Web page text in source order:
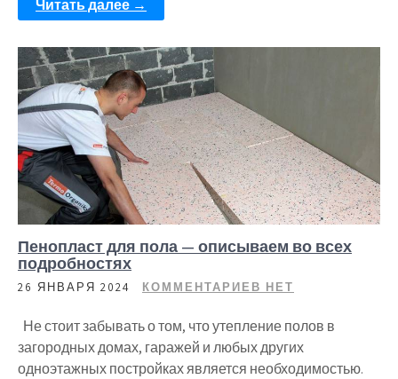
Читать далее →
Пенопласт для пола — описываем во всех
подробностях
26 ЯНВАРЯ 2024 КОММЕНТАРИЕВ НЕТ
Не стоит забывать о том, что утепление полов в
загородных домах, гаражей и любых других
одноэтажных постройках является необходимостью.